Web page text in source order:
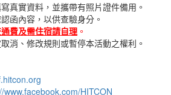
真實資料，並攜帶有照片證件備用。
函內容，以供查驗身分。
費及需住宿請自理 。
消、修改規則或暫停本活動之權利。
www.facebook.com/HITCON